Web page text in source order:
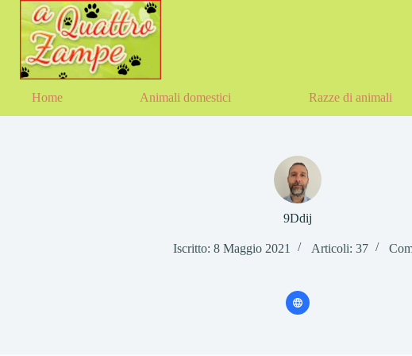
Salta
contenuto
Home Animali domestici Razze di animali
9Ddij
Iscritto: 8 Maggio 2021 Articoli: 37